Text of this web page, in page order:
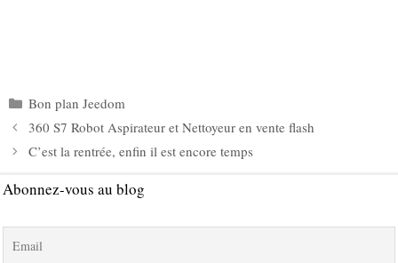
Catégories
Bon plan Jeedom
360 S7 Robot Aspirateur et Nettoyeur en vente flash
C’est la rentrée, enfin il est encore temps
Abonnez-vous au blog